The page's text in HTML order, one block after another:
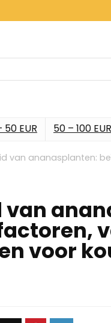
50 EUR 50 – 100 EUR
van ananasplanten:
voor